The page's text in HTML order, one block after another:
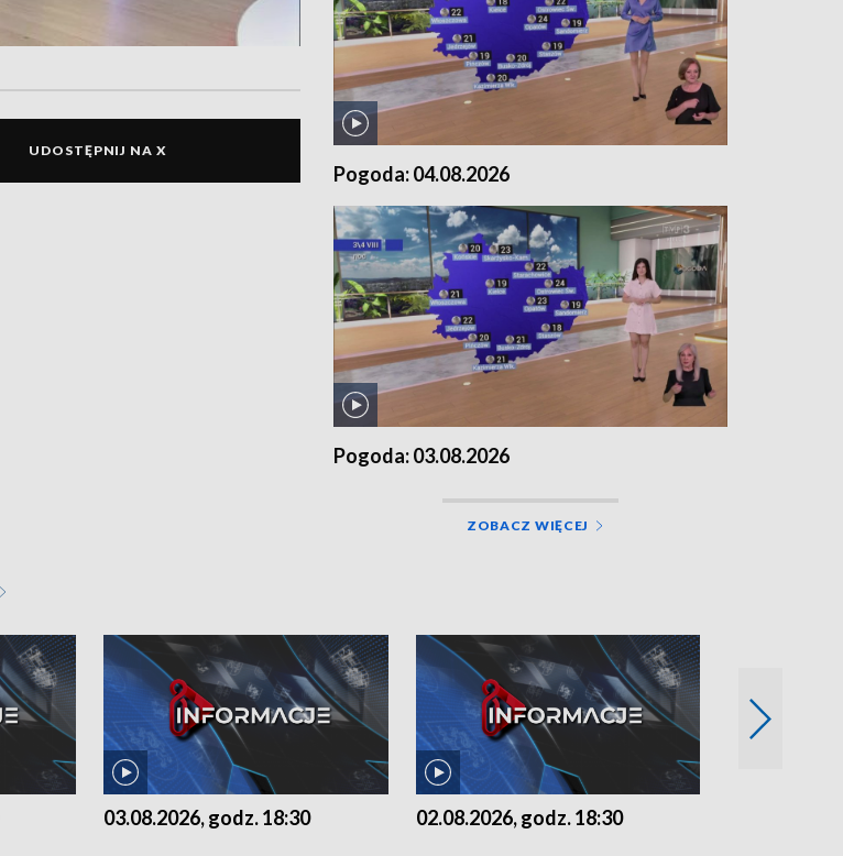
UDOSTĘPNIJ NA X
Pogoda: 04.08.2026
Pogoda: 03.08.2026
ZOBACZ WIĘCEJ
03.08.2026, godz. 18:30 02.08.2026, godz. 18:30